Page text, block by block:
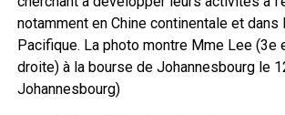
notamment en Chine continentale et dans
Pacifique. La photo montre Mme Lee (3e
droite) à la bourse de Johannesbourg le
Johannesbourg)